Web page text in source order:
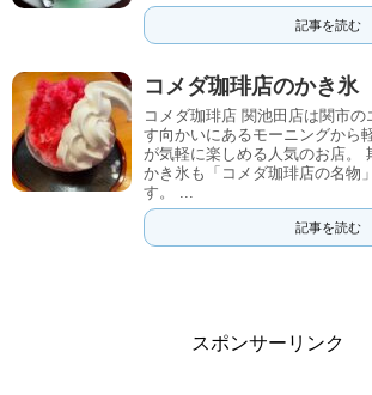
記事を読む
コメダ珈琲店のかき氷
コメダ珈琲店 関池田店は関市の
す向かいにあるモーニングから
が気軽に楽しめる人気のお店。
かき氷も「コメダ珈琲店の名物
す。 ...
記事を読む
スポンサーリンク